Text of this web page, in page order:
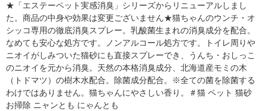
★「エステーペット実感消臭」シリーズからリニューアルしまし
た。商品の中身や効果は変更ございません★猫ちゃんのウンチ・オ
シッコ専用の徹底消臭スプレー。乳酸菌生まれの消臭成分を配合。
なめても安心な処方です。ノンアルコール処方です。トイレ周りや
ニオイがしみついた猫砂にも直接スプレーでき、うんち・おしっこ
のニオイを元から消臭。天然の本格消臭成分、北海道産モミの木
（トドマツ）の樹木水配合。除菌成分配合。※全ての菌を除菌する
わけではありません。猫ちゃんにやさしい香り。＃猫 ペット 猫砂
お掃除 ニャンとも にゃんとも